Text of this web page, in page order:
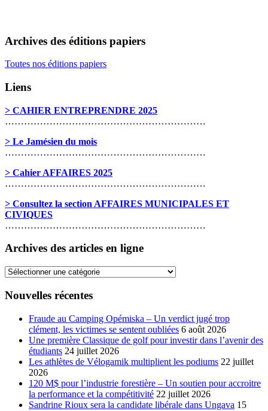
Archives des éditions papiers
Toutes nos éditions papiers
Liens
> CAHIER ENTREPRENDRE 2025
………………………………………………………
> Le Jamésien du mois
………………………………………………………
> Cahier AFFAIRES 2025
………………………………………………………
> Consultez la section AFFAIRES MUNICIPALES ET
CIVIQUES
………………………………………………………
Archives des articles en ligne
Archives
articles
Nouvelles récentes
Fraude au Camping Opémiska – Un verdict jugé trop
clément, les victimes se sentent oubliées 6 août 2026
Une première Classique de golf pour investir dans l’avenir des
étudiants 24 juillet 2026
Les athlètes de Vélogamik multiplient les podiums 22 juillet
2026
120 M$ pour l’industrie forestière – Un soutien pour accroitre
la performance et la compétitivité 22 juillet 2026
Sandrine Rioux sera la candidate libérale dans Ungava 15